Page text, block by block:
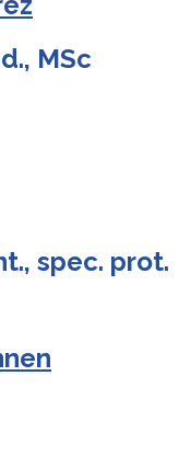
MSc
spec. prot.